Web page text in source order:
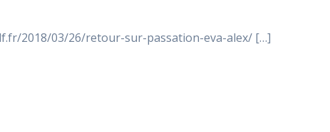
2018/03/26/retour-sur-passation-eva-alex/ […]